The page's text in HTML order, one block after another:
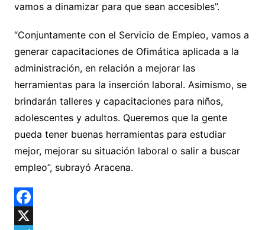
vamos a dinamizar para que sean accesibles”.
“Conjuntamente con el Servicio de Empleo, vamos a
generar capacitaciones de Ofimática aplicada a la
administración, en relación a mejorar las
herramientas para la inserción laboral. Asimismo, se
brindarán talleres y capacitaciones para niños,
adolescentes y adultos. Queremos que la gente
pueda tener buenas herramientas para estudiar
mejor, mejorar su situación laboral o salir a buscar
empleo”, subrayó Aracena.
F